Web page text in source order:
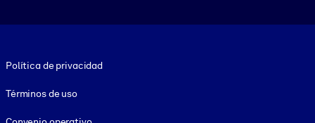
Política de privacidad
Términos de uso